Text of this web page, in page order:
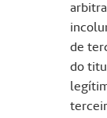
de
do